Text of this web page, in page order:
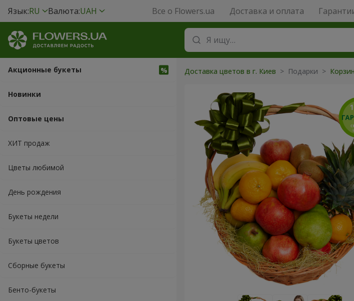
Язык:RU Валюта:UAH Все о Flowers.ua Доставка и оплата
Акционные букеты
Новинки
Оптовые цены
ХИТ продаж
Цветы любимой
День рождения
Букеты недели
Букеты цветов
Сборные букеты
Бенто-букеты
Доставка цветов в г. Киев > Подарки >